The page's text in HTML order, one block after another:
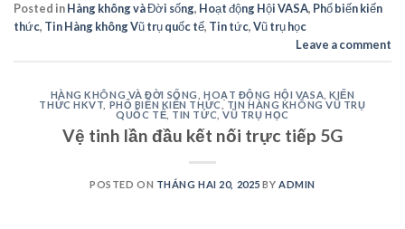
Posted inHàng không và Đời sống, Hoạt động Hội VASA, Phổ biến kiến
thức, Tin Hàng không Vũ trụ quốc tế, Tin tức,Vũ trụ học
Leave a comment
HÀNG KHÔNG VÀ ĐỜI SỐNG HOẠT ĐỘNG HỘI VASA ,KIẾN
THỨC HKVT PHỔ BIẾN KIẾN THỨC , TIN HÀNG KHÔNG VŨ TRỤ
QUỐC TẾ TIN TỨC ,VŨ TRỤ HỌC
Vệ tinh lần đầu kết nối trực tiếp 5G
POSTED ON THÁNG HAI 20, 2025 BY ADMIN